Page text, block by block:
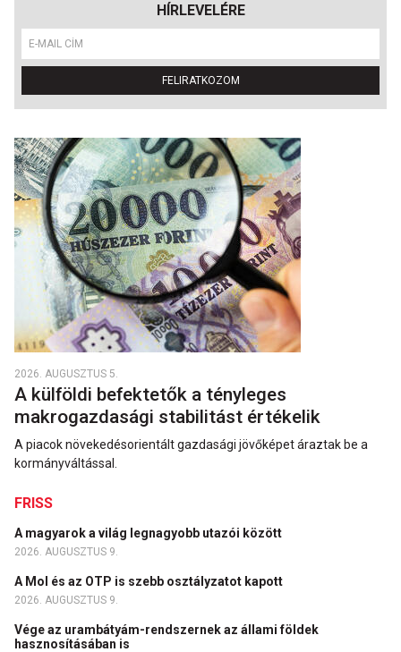
HÍRLEVELÉRE
FELIRATKOZOM
2026. AUGUSZTUS 5.
A külföldi befektetők a tényleges
makrogazdasági stabilitást értékelik
A piacok növekedésorientált gazdasági jövőképet áraztak be a
kormányváltással.
FRISS
A magyarok a világ legnagyobb utazói között
2026. AUGUSZTUS 9.
A Mol és az OTP is szebb osztályzatot kapott
2026. AUGUSZTUS 9.
Vége az urambátyám-rendszernek az állami földek
hasznosításában is